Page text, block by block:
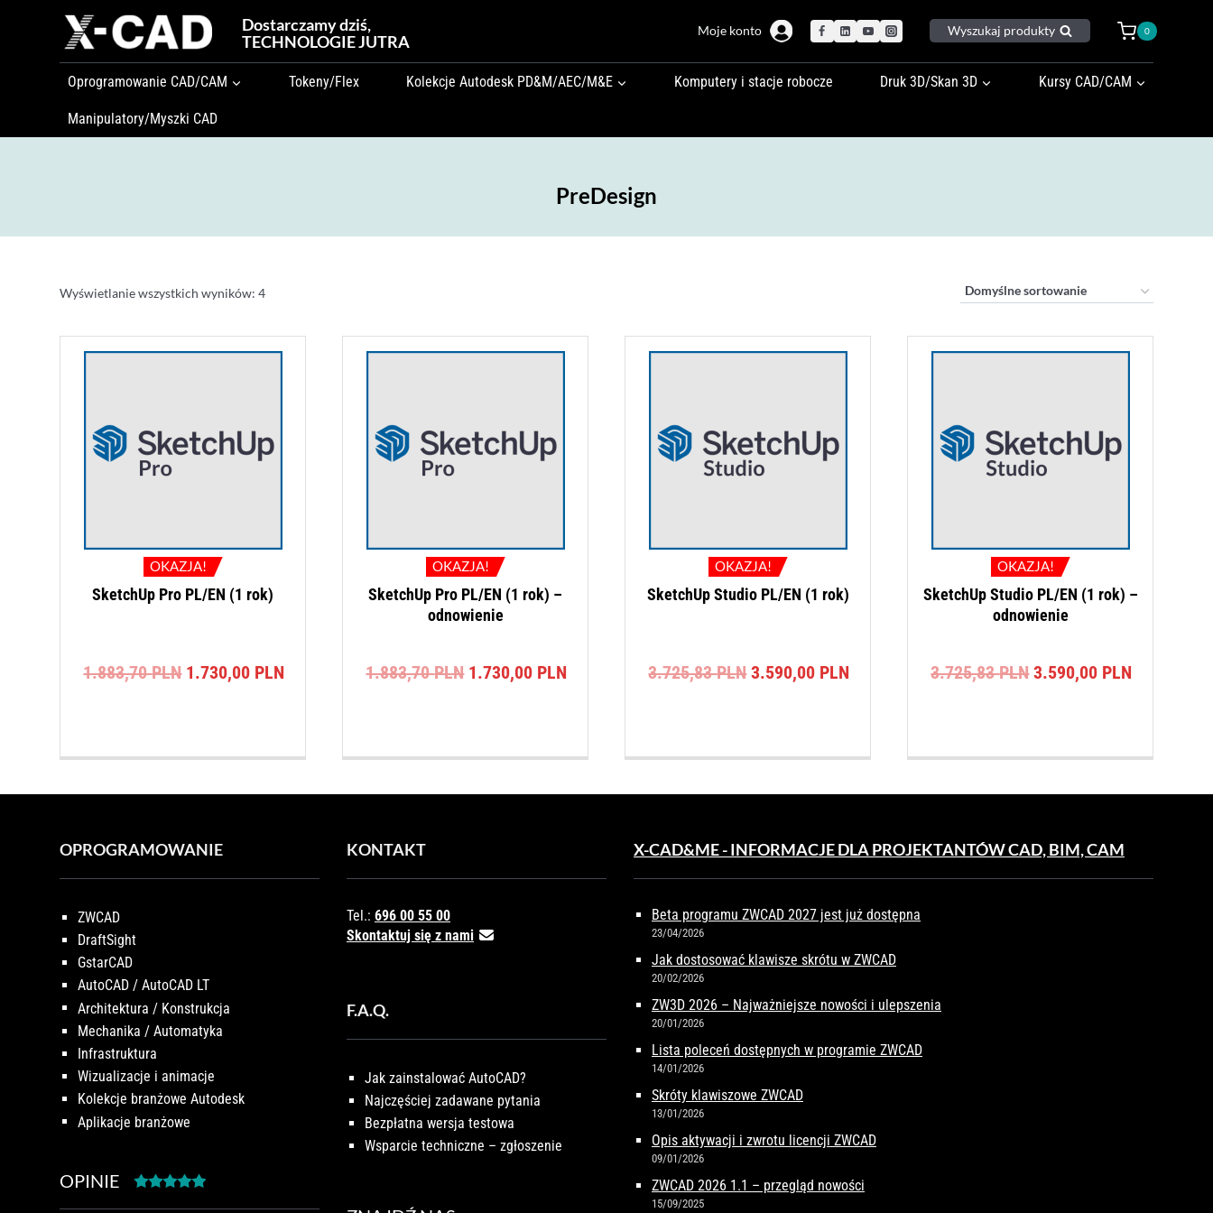
Dostarczamy dziś,
TECHNOLOGIE JUTRA
Moje konto Wyszukaj produkty 0
Oprogramowanie CAD/CAM Tokeny/Flex Kolekcje Autodesk PD&M/AEC/M&E Komputery i stacje robocze Druk 3D/Skan 3D Kursy CAD/CAM
Manipulatory/Myszki CAD
PreDesign
Wyświetlanie wszystkich wyników: 4
OKAZJA!
SketchUp Pro PL/EN (1 rok)
1.883,70PLN Pierwotna
1.730,00 PLN
OKAZJA!
SketchUp Pro PL/EN (1 rok) –
odnowienie
1.883,70PLN Pierwotna
1.730,00 PLN
OKAZJA!
SketchUp Studio PL/EN (1 rok)
3.725,83PLNPierwotna
3.590,00 PLN
OKAZJA!
SketchUp Studio PL/EN (1 rok) –
odnowienie
3.725,83PLNPierwotna
3.590,00 PLN
OPROGRAMOWANIE
ZWCAD
DraftSight
GstarCAD
AutoCAD / AutoCAD LT
Architektura / Konstrukcja
Mechanika / Automatyka
Infrastruktura
Wizualizacje i animacje
Kolekcje branżowe Autodesk
Aplikacje branżowe
OPINIE
KONTAKT
Tel.: 696 00 55 00
Skontaktuj się z nami
F.A.Q.
Jak zainstalować AutoCAD?
Najczęściej zadawane pytania
Bezpłatna wersja testowa
Wsparcie techniczne – zgłoszenie
X-CAD&ME - INFORMACJE DLA PROJEKTANTÓW CAD, BIM, CAM
Beta programu ZWCAD 2027 jest już dostępna
23/04/2026
Jak dostosować klawisze skrótu w ZWCAD
20/02/2026
ZW3D 2026 – Najważniejsze nowości i ulepszenia
20/01/2026
Lista poleceń dostępnych w programie ZWCAD
14/01/2026
Skróty klawiszowe ZWCAD
13/01/2026
Opis aktywacji i zwrotu licencji ZWCAD
09/01/2026
ZWCAD 2026 1.1 – przegląd nowości
15/09/2025